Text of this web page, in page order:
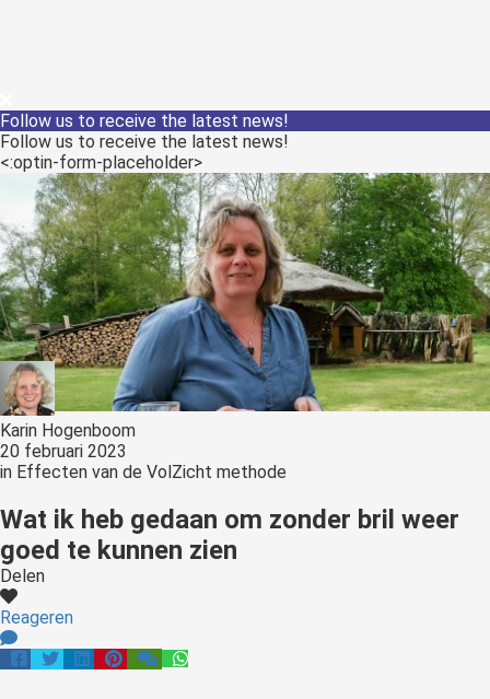
Follow us to receive the latest news!
Follow us to receive the latest news!
<:optin-form-placeholder>
Karin Hogenboom
20 februari 2023
in Effecten van de VolZicht methode
Wat ik heb gedaan om zonder bril weer
goed te kunnen zien
Delen
Reageren